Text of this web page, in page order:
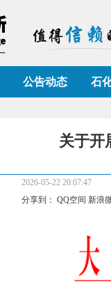
公告动态 石
关于开
2026-05-22 20:07:47
分享到： QQ空间 新浪